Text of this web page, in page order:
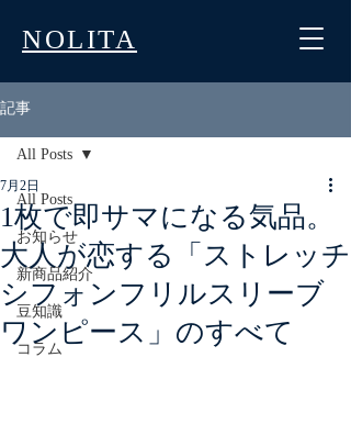
NOLITA
記事
All Posts
お知らせ
新商品紹介
豆知識
コラム
All Posts
1枚で即サマになる気品。
大人が恋する「ストレッチ
シフォンフリルスリーブ
ワンピース」のすべて
7月2日